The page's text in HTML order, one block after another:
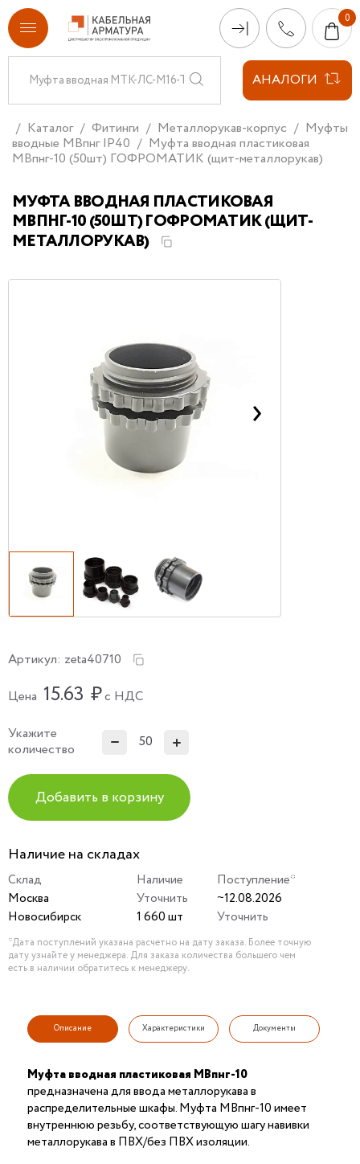
АНАЛОГИ
Каталог Фитинги Металлорукав-корпус
Муфты
вводные МВпнг IP40
Муфта вводная пластиковая
МВпнг-10 (50шт) ГОФРОМАТИК (щит-металлорукав)
МУФТА ВВОДНАЯ ПЛАСТИКОВАЯ
МВПНГ-10 (50ШТ) ГОФРОМАТИК (ЩИТ-
МЕТАЛЛОРУКАВ)
Артикул: zeta40710
Цена 15.63 ₽с НДС
Укажите
количество
Добавить в корзину
Наличие на складах
Склад Наличие
Поступление*
Москва
Уточнить
~12.08.2026
Новосибирск
1 660 шт Уточнить
*Дата поступлений указана расчетно на дату заказа. Более точную
дату узнайте у менеджера. Для заказа количества большего чем
есть в наличии обратитесь к менеджеру.
Описание Характеристики Документы
Муфта вводная пластиковая МВпнг-10
предназначена для ввода металлорукава в
распределительные шкафы. Муфта МВпнг-10 имеет
внутреннюю резьбу, соответствующую шагу навивки
металлорукава в ПВХ/без ПВХ изоляции.